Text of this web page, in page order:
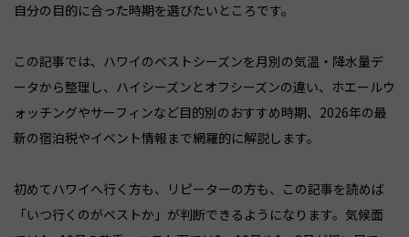
自分の目的に合った時期を選びたいところです。
この記事では、ハワイのベストシーズンを月別の気温・降水量デ
ータから整理し、ハイシーズンとオフシーズンの違い、ホエールウ
ォッチングやサーフィンなど目的別のおすすめ時期、2026年の最
新の宿泊税やイベント情報まで網羅的に解説します。
初めてハワイへ行く方も、リピーターの方も、この記事を読めば
「いつ行くのがベストか」が判断できるようになります。気候面